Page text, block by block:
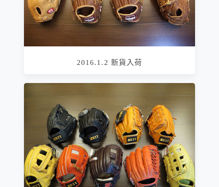
2016.1.2 新貨入荷